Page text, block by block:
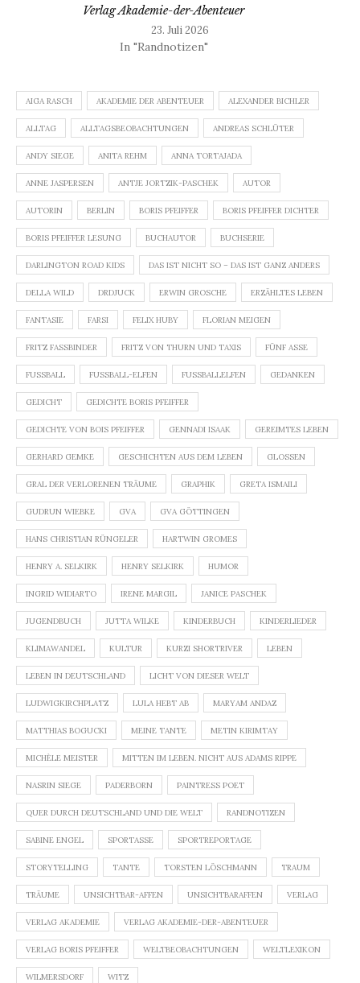
Verlag Akademie-der-Abenteuer
23. Juli 2026
In "Randnotizen"
AIGA RASCH AKADEMIE DER ABENTEUER ALEXANDER BICHLER
ALLTAG ALLTAGSBEOBACHTUNGEN ANDREAS SCHLÜTER
ANDY SIEGE ANITA REHM ANNA TORTAJADA
ANNE JASPERSEN ANTJE JORTZIK-PASCHEK AUTOR
AUTORIN BERLIN BORIS PFEIFFER BORIS PFEIFFER DICHTER
BORIS PFEIFFER LESUNG BUCHAUTOR BUCHSERIE
DARLINGTON ROAD KIDS DAS IST NICHT SO – DAS IST GANZ ANDERS
DELLA WILD DRDJUCK ERWIN GROSCHE ERZÄHLTES LEBEN
FANTASIE FARSI FELIX HUBY FLORIAN MEIGEN
FRITZ FASSBINDER FRITZ VON THURN UND TAXIS FÜNF ASSE
FUSSBALL FUSSBALL-ELFEN FUSSBALLELFEN GEDANKEN
GEDICHT GEDICHTE BORIS PFEIFFER
GEDICHTE VON BOIS PFEIFFER GENNADI ISAAK GEREIMTES LEBEN
GERHARD GEMKE GESCHICHTEN AUS DEM LEBEN GLOSSEN
GRAL DER VERLORENEN TRÄUME GRAPHIK GRETA ISMAILI
GUDRUN WIEBKE GVA GVA GÖTTINGEN
HANS CHRISTIAN RÜNGELER HARTWIN GROMES
HENRY A. SELKIRK HENRY SELKIRK HUMOR
INGRID WIDIARTO IRENE MARGIL JANICE PASCHEK
JUGENDBUCH JUTTA WILKE KINDERBUCH KINDERLIEDER
KLIMAWANDEL KULTUR KURZI SHORTRIVER LEBEN
LEBEN IN DEUTSCHLAND LICHT VON DIESER WELT
LUDWIGKIRCHPLATZ LULA HEBT AB MARYAM ANDAZ
MATTHIAS BOGUCKI MEINE TANTE METIN KIRIMTAY
MICHÈLE MEISTER MITTEN IM LEBEN. NICHT AUS ADAMS RIPPE
NASRIN SIEGE PADERBORN PAINTRESS POET
QUER DURCH DEUTSCHLAND UND DIE WELT RANDNOTIZEN
SABINE ENGEL SPORTASSE SPORTREPORTAGE
STORYTELLING TANTE TORSTEN LÖSCHMANN TRAUM
TRÄUME UNSICHTBAR-AFFEN UNSICHTBARAFFEN VERLAG
VERLAG AKADEMIE VERLAG AKADEMIE-DER-ABENTEUER
VERLAG BORIS PFEIFFER WELTBEOBACHTUNGEN WELTLEXIKON
WILMERSDORF WITZ